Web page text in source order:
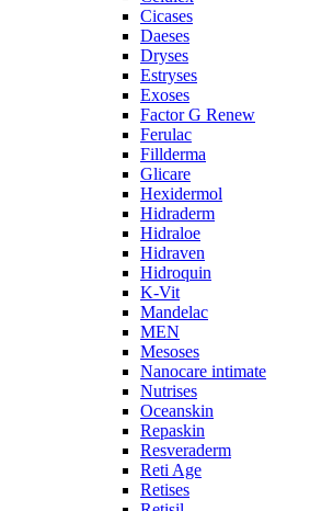
Cicases
Daeses
Dryses
Estryses
Exoses
Factor G Renew
Ferulac
Fillderma
Glicare
Hexidermol
Hidraderm
Hidraloe
Hidraven
Hidroquin
K-Vit
Mandelac
MEN
Mesoses
Nanocare intimate
Nutrises
Oceanskin
Repaskin
Resveraderm
Reti Age
Retises